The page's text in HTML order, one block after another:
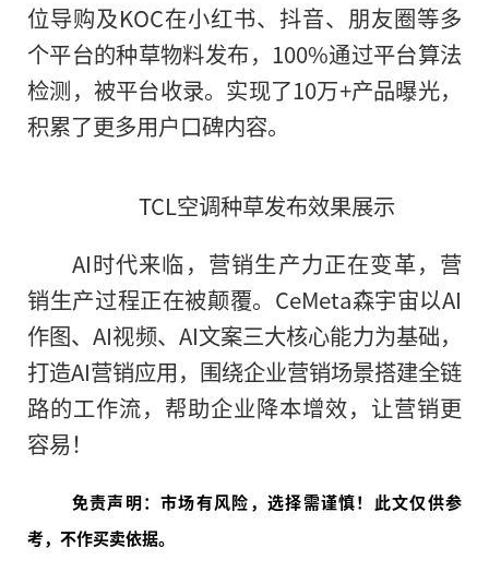
位导购及KOC在小红书、抖音、朋友圈等多
个平台的种草物料发布，100%通过平台算法
检测，被平台收录。实现了10万+产品曝光，
积累了更多用户口碑内容。
TCL空调种草发布效果展示
AI时代来临，营销生产力正在变革，营
销生产过程正在被颠覆。CeMeta森宇宙以AI
作图、AI视频、AI文案三大核心能力为基础，
打造AI营销应用，围绕企业营销场景搭建全链
路的工作流，帮助企业降本增效，让营销更
容易！
免责声明：市场有风险，选择需谨慎！此文仅供参
考，不作买卖依据。